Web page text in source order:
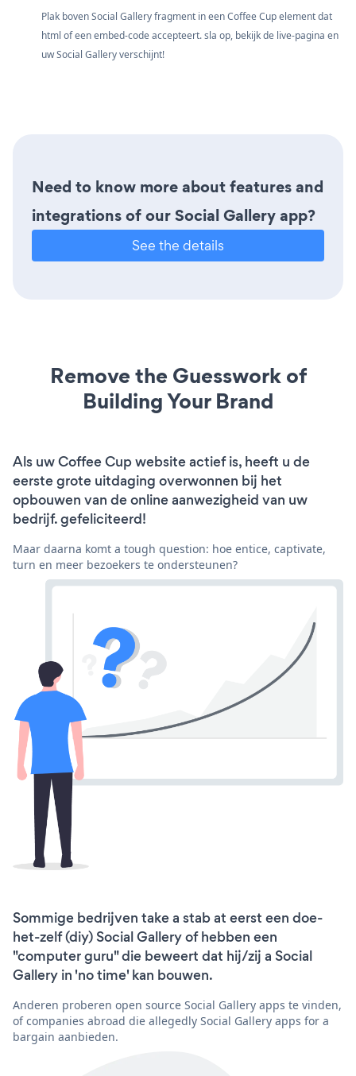
Plak boven Social Gallery fragment in een Coffee Cup element dat
html of een embed-code accepteert. sla op, bekijk de live-pagina en
uw Social Gallery verschijnt!
Need to know more about features and
integrations of our Social Gallery app?
See the details
Remove the Guesswork of
Building Your Brand
Als uw Coffee Cup website actief is, heeft u de
eerste grote uitdaging overwonnen bij het
opbouwen van de online aanwezigheid van uw
bedrijf. gefeliciteerd!
Maar daarna komt a tough question: hoe entice, captivate,
turn en meer bezoekers te ondersteunen?
Sommige bedrijven take a stab at eerst een doe-
het-zelf (diy) Social Gallery of hebben een
"computer guru" die beweert dat hij/zij a Social
Gallery in 'no time' kan bouwen.
Anderen proberen open source Social Gallery apps te vinden,
of companies abroad die allegedly Social Gallery apps for a
bargain aanbieden.